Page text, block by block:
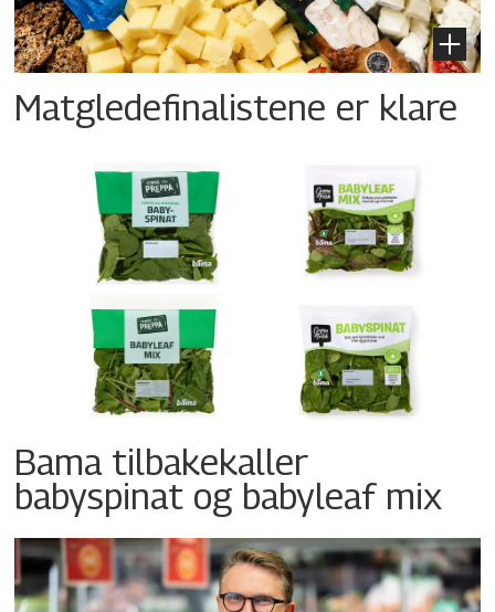
Matgledefinalistene er klare
Bama tilbakekaller
babyspinat og babyleaf mix